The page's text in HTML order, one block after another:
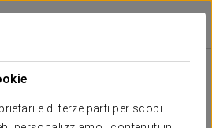
e di terze parti per scopi